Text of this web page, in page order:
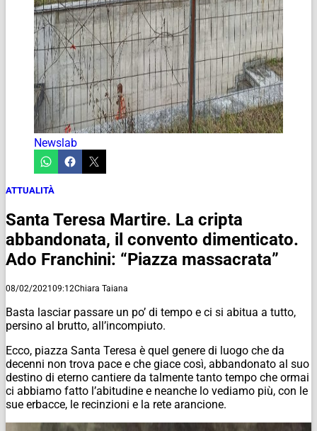
Newslab
ATTUALITÀ
Santa Teresa Martire. La cripta
abbandonata, il convento dimenticato.
Ado Franchini: “Piazza massacrata”
08/02/202109:12Chiara Taiana
Basta lasciar passare un po’ di tempo e ci si abitua a tutto,
persino al brutto, all’incompiuto.
Ecco, piazza Santa Teresa è quel genere di luogo che da
decenni non trova pace e che giace così, abbandonato al suo
destino di eterno cantiere da talmente tanto tempo che ormai
ci abbiamo fatto l’abitudine e neanche lo vediamo più, con le
sue erbacce, le recinzioni e la rete arancione.